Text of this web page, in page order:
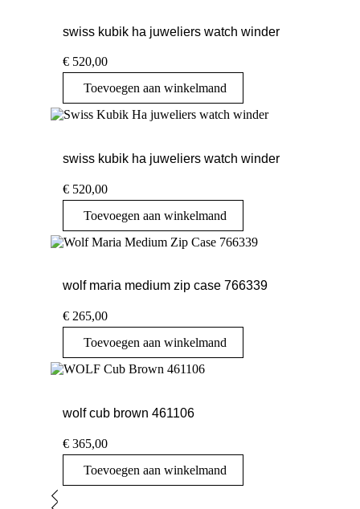
swiss kubik ha juweliers watch winder
€ 520,00
Toevoegen aan winkelmand
swiss kubik ha juweliers watch winder
€ 520,00
Toevoegen aan winkelmand
wolf maria medium zip case 766339
€ 265,00
Toevoegen aan winkelmand
wolf cub brown 461106
€ 365,00
Toevoegen aan winkelmand